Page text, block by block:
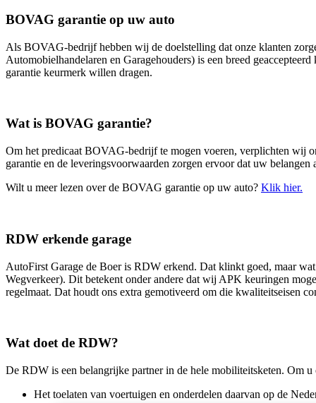
BOVAG garantie op uw auto
Als BOVAG-bedrijf hebben wij de doelstelling dat onze klanten
Automobielhandelaren en Garagehouders) is een breed
garantie keurmerk willen dragen.
Wat is BOVAG garantie?
Om het predicaat BOVAG-bedrijf te mogen voeren, verplichten wij
garantie en de leveringsvoorwaarden zorgen ervoor dat uw
Wilt u meer lezen over de BOVAG garantie op uw auto? Klik hier.
RDW erkende garage
AutoFirst Garage de Boer is RDW erkend. Dat klinkt goed, maar
Wegverkeer). Dit betekent onder andere dat wij APK keuringen
regelmaat. Dat houdt ons extra gemotiveerd om die kwaliteitseisen
Wat doet de RDW?
De RDW is een belangrijke partner in de hele mobiliteitsketen. Om
Het toelaten van voertuigen en onderdelen daarvan op de